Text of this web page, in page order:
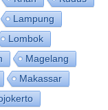
Lampung
Lombok
Magelang
Makassar